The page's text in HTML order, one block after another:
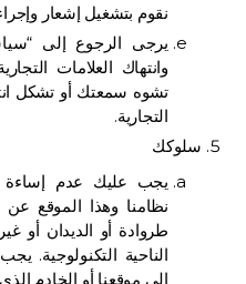
نقوم بتشغيل إشعار
يرجى الرجوع إلى “
وانتهاك العلامات
تشوه سمعتك أو تشكل
التجارية.
سلوكك
يجب عليك عدم إساءة
نظامنا وهذا الموقع
طروادة أو الديدان أو
الناحية التكنولوجية.
إلى موقعنا أو الخادم